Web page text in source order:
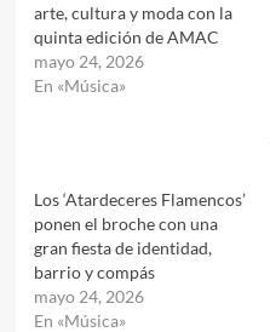
arte, cultura y moda con la
quinta edición de AMAC
mayo 24, 2026
En «Música»
Los ‘Atardeceres Flamencos’
ponen el broche con una
gran fiesta de identidad,
barrio y compás
mayo 24, 2026
En «Música»